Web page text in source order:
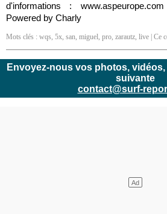
d'informations : www.aspeurope.com
Powered by Charly
Mots clés : wqs, 5x, san, miguel, pro, zarautz, live | Ce
Envoyez-nous vos photos,
suivante
contact@surf-